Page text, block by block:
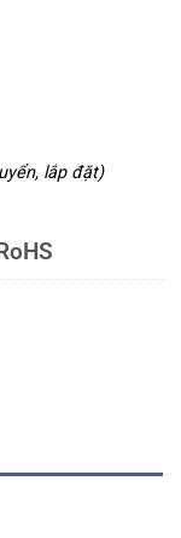
lắp đặt)